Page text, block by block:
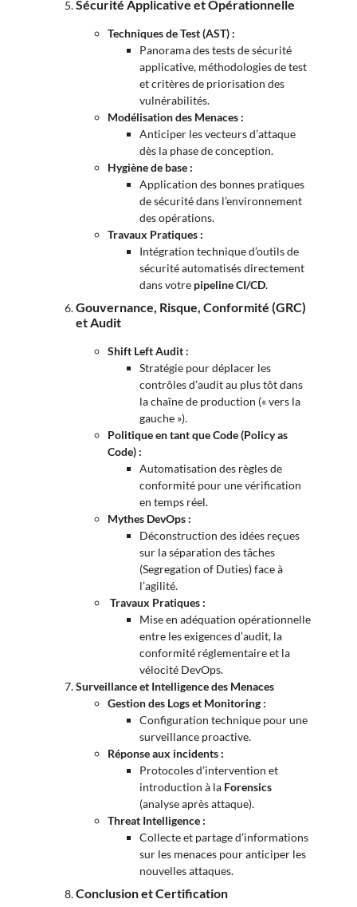
Sécurité Applicative et Opérationnelle
Techniques de Test (AST) :
Panorama des tests de sécurité
applicative, méthodologies de test
et critères de priorisation des
vulnérabilités.
Modélisation des Menaces :
Anticiper les vecteurs d’attaque
dès la phase de conception.
Hygiène de base :
Application des bonnes pratiques
de sécurité dans l’environnement
des opérations.
Travaux Pratiques :
Intégration technique d’outils de
sécurité automatisés directement
dans votre pipeline CI/CD.
Gouvernance, Risque, Conformité (GRC)
et Audit
Shift Left Audit :
Stratégie pour déplacer les
contrôles d’audit au plus tôt dans
la chaîne de production (« vers la
gauche »).
Politique en tant que Code (Policy as
Code) :
Automatisation des règles de
conformité pour une vérification
en temps réel.
Mythes DevOps :
Déconstruction des idées reçues
sur la séparation des tâches
(Segregation of Duties) face à
l’agilité.
Travaux Pratiques :
Mise en adéquation opérationnelle
entre les exigences d’audit, la
conformité réglementaire et la
vélocité DevOps.
Surveillance et Intelligence des Menaces
Gestion des Logs et Monitoring :
Configuration technique pour une
surveillance proactive.
Réponse aux incidents :
Protocoles d’intervention et
introduction à la Forensics
(analyse après attaque).
Threat Intelligence :
Collecte et partage d’informations
sur les menaces pour anticiper les
nouvelles attaques.
Conclusion et Certification